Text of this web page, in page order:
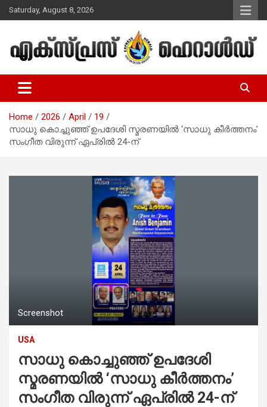
Skip
to
Saturday, August 8, 2026
Express Herald – Malayalam
Christian News
Home 2026 April
19
സാധു കൊച്ചുഞ്ഞ് ഉപദേശി സ്മരണയിൽ ‘സാധു കീർത്തനം’
സംഗീത വിരുന്ന് ഏപ്രിൽ 24-ന്
Screenshot
USA
സാധു കൊച്ചുഞ്ഞ് ഉപദേശി
സ്മരണയിൽ ‘സാധു കീർത്തനം’
സംഗീത വിരുന്ന് ഏപ്രിൽ 24-ന്